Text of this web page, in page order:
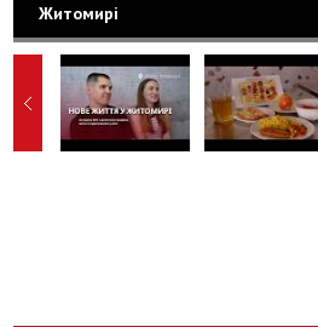
Житомирі